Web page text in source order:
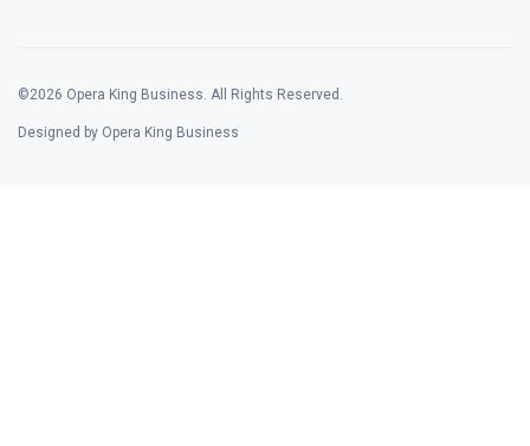
©2026 Opera King Business. All Rights Reserved.
Designed by Opera King Business